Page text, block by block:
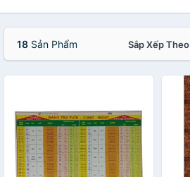
18 Sản Phẩm Sắp Xếp Theo